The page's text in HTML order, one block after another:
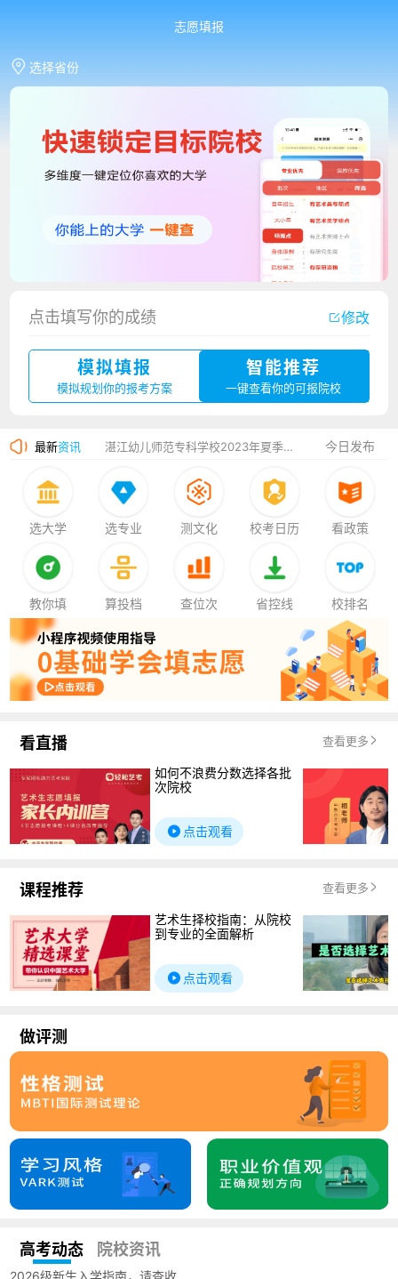
志愿填报
选择省份
点击填写你的成绩 修改
模拟填报
模拟规划你的报考方案
智能推荐
一键查看你的可报院校
最新资讯
厦门大学嘉庚学院2023年艺术类招生简章
湛江幼儿师范专科学校2023年夏季高考招生简章
香港中文大学（深圳）2023年夏季高考招生简章
今日发布
选大学 选专业 测文化 校考日历 看政策
教你填 算投档 查位次 省控线 校排名
看直播 查看更多
如何不浪费分数选择各批
次院校
点击观看
课程推荐 查看更多
艺术生择校指南：从院校
到专业的全面解析
点击观看
做评测
高考动态 院校资讯